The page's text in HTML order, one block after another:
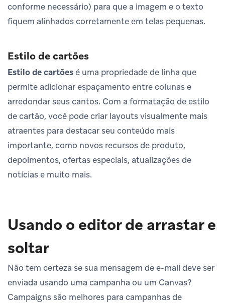
conforme necessário) para que a imagem e o texto
fiquem alinhados corretamente em telas pequenas.
Estilo de cartões
Estilo de cartõesé uma propriedade de linha que
permite adicionar espaçamento entre colunas e
arredondar seus cantos. Com a formatação de estilo
de cartão, você pode criar layouts visualmente mais
atraentes para destacar seu conteúdo mais
importante, como novos recursos de produto,
depoimentos, ofertas especiais, atualizações de
notícias e muito mais.
Usando o editor de arrastar e
soltar
Não tem certeza se sua mensagem de e-mail deve ser
enviada usando uma campanha ou um Canvas?
Campaigns são melhores para campanhas de